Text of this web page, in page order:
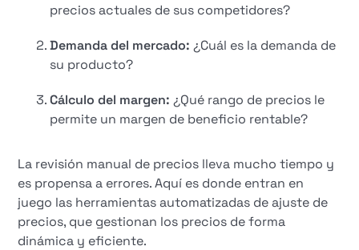
precios actuales de sus competidores?
Demanda del mercado: ¿Cuál es la demanda de
su producto?
Cálculo del margen: ¿Qué rango de precios le
permite un margen de beneficio rentable?
La revisión manual de precios lleva mucho tiempo y
es propensa a errores. Aquí es donde entran en
juego las herramientas automatizadas de ajuste de
precios, que gestionan los precios de forma
dinámica y eficiente.